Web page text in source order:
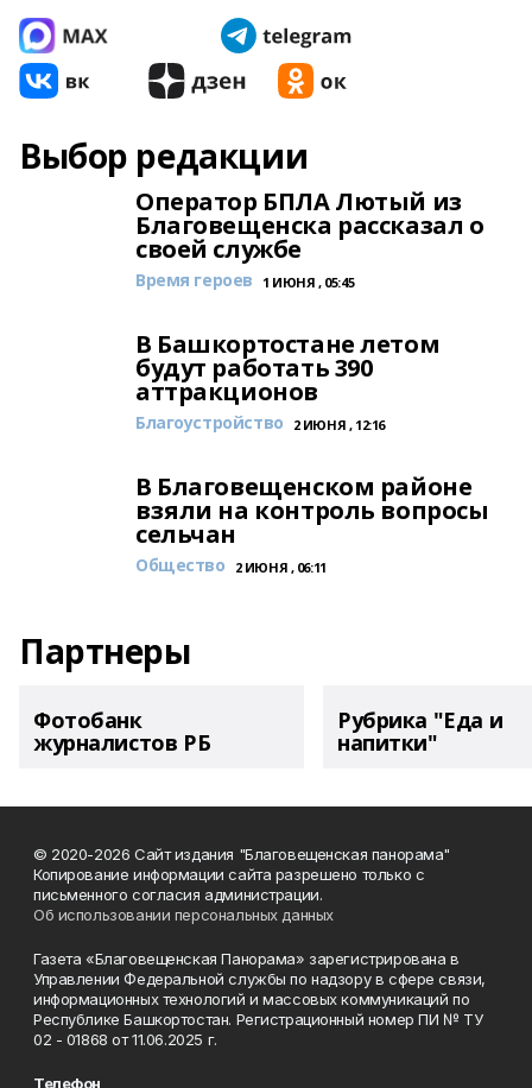
Выбор редакции
Оператор БПЛА Лютый из
Благовещенска рассказал о
своей службе
Время героев 1 ИЮНЯ , 05:45
В Башкортостане летом
будут работать 390
аттракционов
Благоустройство 2 ИЮНЯ , 12:16
В Благовещенском районе
взяли на контроль вопросы
сельчан
Общество 2 ИЮНЯ , 06:11
Партнеры
Фотобанк
журналистов РБ
Рубрика "Еда и
напитки"
© 2020-2026 Сайт издания "Благовещенская панорама"
Копирование информации сайта разрешено только с
письменного согласия администрации.
Об использовании персональных данных
Газета «Благовещенская Панорама» зарегистрирована в
Управлении Федеральной службы по надзору в сфере связи,
информационных технологий и массовых коммуникаций по
Республике Башкортостан. Регистрационный номер ПИ № ТУ
02 - 01868 от 11.06.2025 г.
Телефон